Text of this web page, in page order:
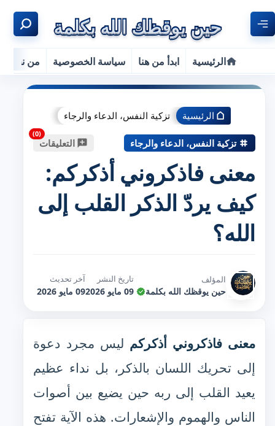
الرئيسية ابدأ من هنا سياسة الخصوصية من نحن
الرئيسية تزكية النفس، الدعاء والرجاء
تزكية النفس، الدعاء والرجاء التعليقات
معنى فاذكروني أذكركم:
كيف يردّ الذكر القلب إلى
الله؟
المؤلف
حين يوقظك الله بكلمة
تاريخ النشر
09 مايو 2026
آخر تحديث
09 مايو 2026
معنى فاذكروني أذكركم ليس مجرد دعوة
إلى تحريك اللسان بالذكر، بل نداء عظيم
يعيد القلب إلى ربه حين يضيع بين أصوات
الناس والهموم والإشعارات. هذه الآية تفتح